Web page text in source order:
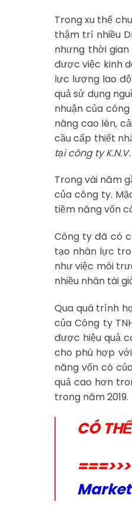
Trong xu thế
thậm trí nhiều
nhưng thời
được việc kinh
lực lượng lao
quả sử dụng
nhuận của
nâng cao lên,
cầu cấp thiết
tại công ty K.N.V.
Trong vài năm
của công ty.
tiềm năng vốn
Công ty đã có
tạo nhân lực
như việc môi
nhiều nhân tài
Qua quá trình
của Công ty
được hiệu quả
cho phù hợp
năng vốn có
quả cao hơn
trong năm 2019.
CÓ
===>>>